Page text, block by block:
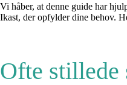
Vi håber, at denne guide har
Ikast, der opfylder dine behov.
Ofte stillede